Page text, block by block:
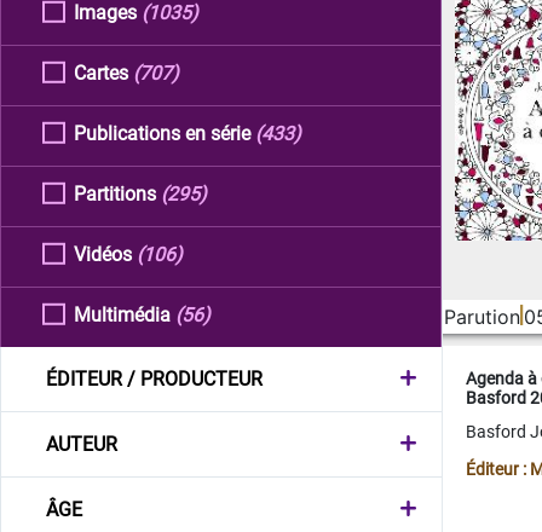
Images (1035)
Cartes (707)
Publications en série (433)
Partitions (295)
Vidéos (106)
Multimédia (56)
ÉDITEUR / PRODUCTEUR
AUTEUR
ÂGE
Parution
Agenda
Basford
Basford
Éditeur :